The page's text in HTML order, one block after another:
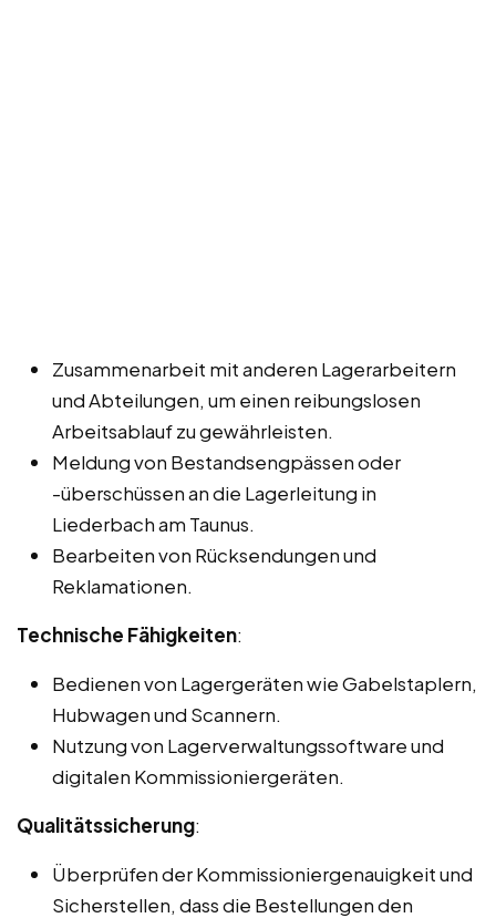
Zusammenarbeit mit anderen Lagerarbeitern
und Abteilungen, um einen reibungslosen
Arbeitsablauf zu gewährleisten.
Meldung von Bestandsengpässen oder
-überschüssen an die Lagerleitung in
Liederbach am Taunus.
Bearbeiten von Rücksendungen und
Reklamationen.
Technische Fähigkeiten:
Bedienen von Lagergeräten wie Gabelstaplern,
Hubwagen und Scannern.
Nutzung von Lagerverwaltungssoftware und
digitalen Kommissioniergeräten.
Qualitätssicherung:
Überprüfen der Kommissioniergenauigkeit und
Sicherstellen, dass die Bestellungen den